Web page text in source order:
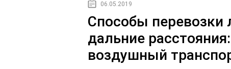
06.05.2019
Способы перевозки
дальние
воздушный